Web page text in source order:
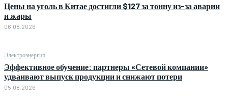
Цены на уголь в Китае достигли $127 за тонну из-за аварии
и жары
06.08.2026
Электроэнергия
Эффективное обучение: партнеры «Сетевой компании»
удваивают выпуск продукции и снижают потери
05.08.2026